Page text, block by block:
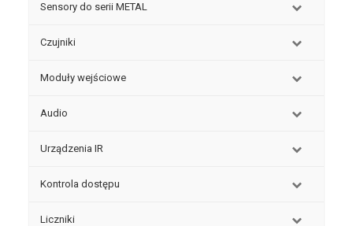
Sensory do serii METAL
Czujniki
Moduły wejściowe
Audio
Urządzenia IR
Kontrola dostępu
Liczniki